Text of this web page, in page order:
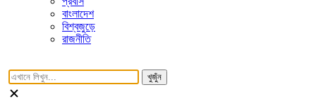
বাংলাদেশ
বিশ্বজুড়ে
রাজনীতি
খুজুঁন